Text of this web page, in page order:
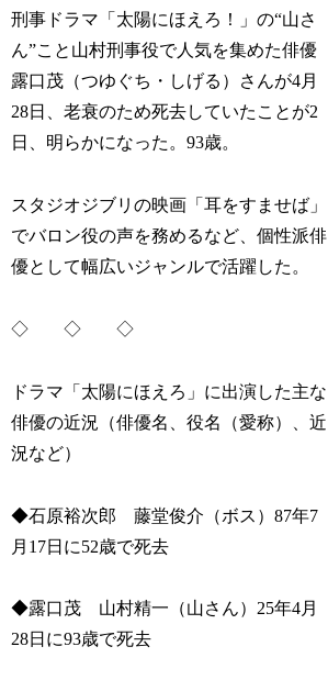
刑事ドラマ「太陽にほえろ！」の“山さ
ん”こと山村刑事役で人気を集めた俳優
露口茂（つゆぐち・しげる）さんが4月
28日、老衰のため死去していたことが2
日、明らかになった。93歳。
スタジオジブリの映画「耳をすませば」
でバロン役の声を務めるなど、個性派俳
優として幅広いジャンルで活躍した。
◇ ◇ ◇
ドラマ「太陽にほえろ」に出演した主な
俳優の近況（俳優名、役名（愛称）、近
況など）
◆石原裕次郎 藤堂俊介（ボス）87年7
月17日に52歳で死去
◆露口茂 山村精一（山さん）25年4月
28日に93歳で死去